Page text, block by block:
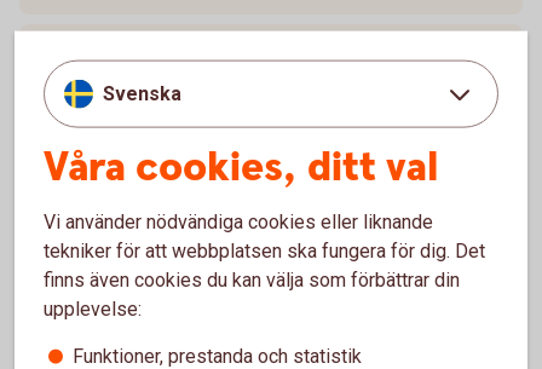
Entercard Group AB är kreditgivare av betal- och
kreditkortet ovan. Swedbank AB och sparbankerna
samarbetar med Entercard Group AB och är
kreditförmedlare avseende betal- och kreditkorten.
Svenska
Våra cookies, ditt val
Vi använder nödvändiga cookies eller liknande
tekniker för att webbplatsen ska fungera för dig. Det
finns även cookies du kan välja som förbättrar din
upplevelse:
Funktioner, prestanda och statistik